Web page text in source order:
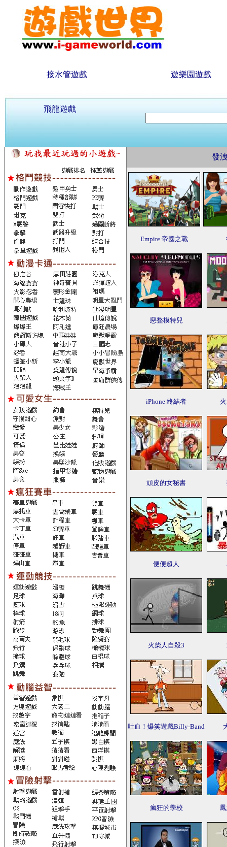
接水管遊戲 遊樂園遊戲
飛龍遊戲
發
Empire 帝國之戰
惡整模特兒
iPhone 終結者
頑皮的女秘書
便便超人
火柴人自殺3
吐血！爆笑遊戲Billy-Band
瘋狂的學校